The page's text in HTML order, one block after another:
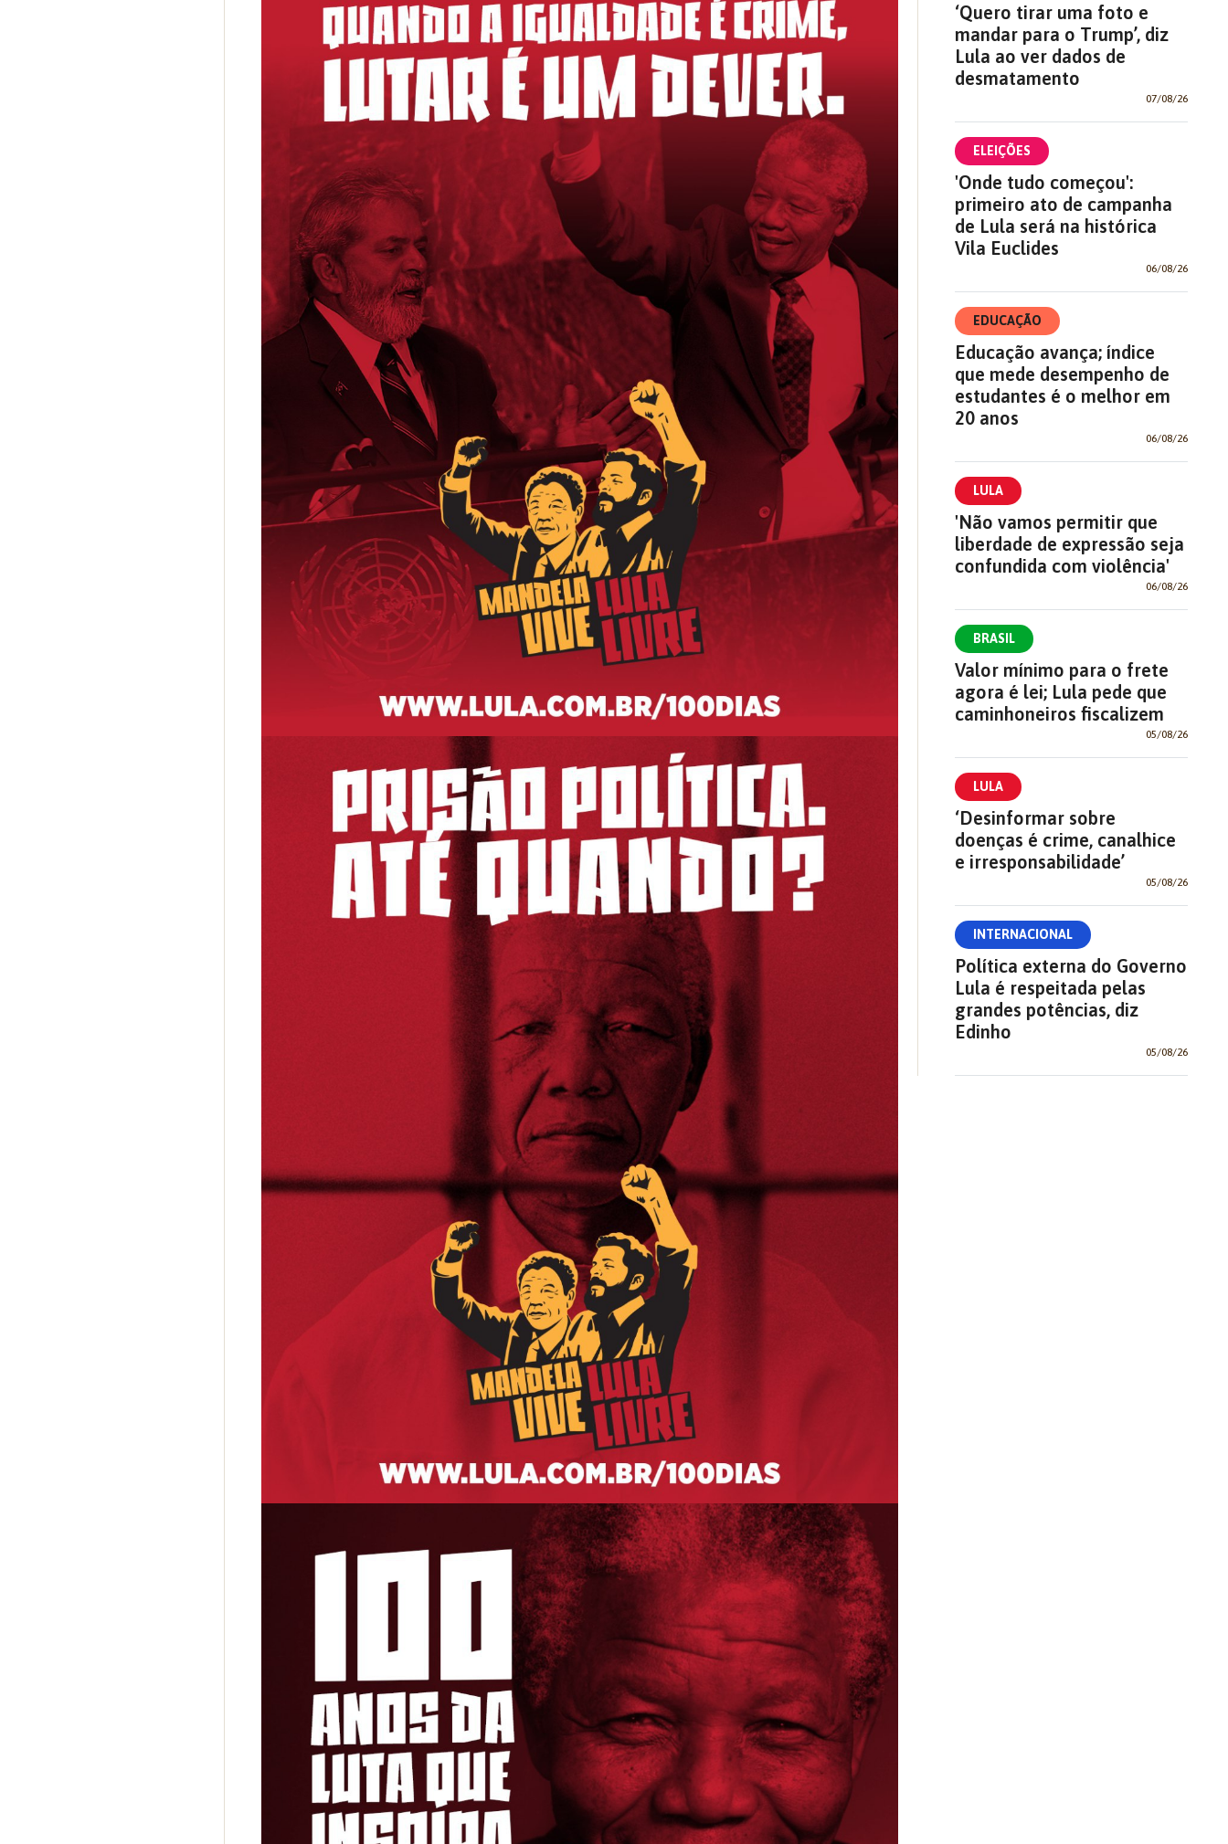
‘Quero tirar uma foto e
mandar para o Trump’, diz
Lula ao ver dados de
desmatamento
07/08/26
ELEIÇÕES
'Onde tudo começou':
primeiro ato de campanha
de Lula será na histórica
Vila Euclides
06/08/26
EDUCAÇÃO
Educação avança; índice
que mede desempenho de
estudantes é o melhor em
20 anos
06/08/26
LULA
'Não vamos permitir que
liberdade de expressão seja
confundida com violência'
06/08/26
BRASIL
Valor mínimo para o frete
agora é lei; Lula pede que
caminhoneiros fiscalizem
05/08/26
LULA
‘Desinformar sobre
doenças é crime, canalhice
e irresponsabilidade’
05/08/26
INTERNACIONAL
Política externa do Governo
Lula é respeitada pelas
grandes potências, diz
Edinho
05/08/26